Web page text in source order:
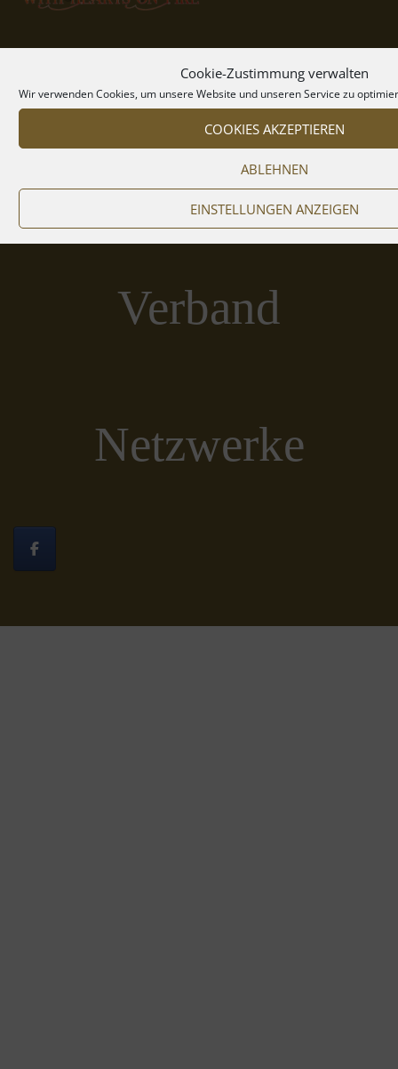
Cookie-Zustimmung verwalten
Wir verwenden Cookies, um unsere Website und unseren Service zu
COOKIES AKZEPTIEREN
ABLEHNEN
EINSTELLUNGEN ANZEIGEN
Rechtliches
Impressum
Cookie-Richtlinie (EU)
Haftungsausschluss
Verband
Netzwerke